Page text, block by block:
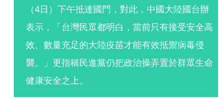
（4日）下午抵達國門，對此，中國大陸國台辦
表示，「台灣民眾都明白，當前只有接受安全高
效、數量充足的大陸疫苗才能有效抵禦病毒侵
襲。」更指稱民進黨仍把政治操弄置於群眾生命
健康安全之上。